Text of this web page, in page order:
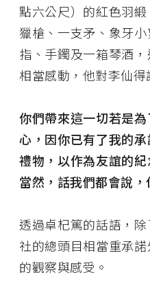
點六公尺）的紅色羽
獵槍、一支矛、象牙
指、手鐲及一箱琴酒
相當感動，他對李仙得
你們帶來這一切若是
心，因你已有了我的
禮物，以作為友誼的
當然，話我們都會說
透過卓杞篤的話語，
社的總頭目相當重承
的觀察與感受。